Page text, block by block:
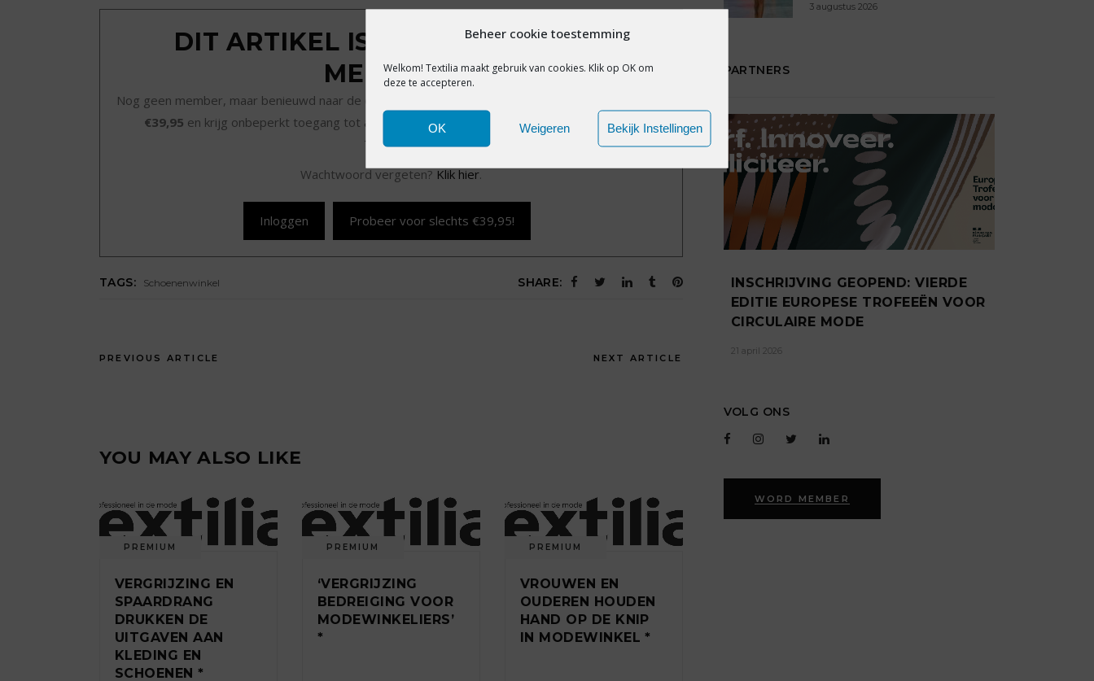
Beheer cookie toestemming
Welkom! Textilia maakt gebruik van cookies. Klik op OK om
deze te accepteren.
OK Weigeren Bekijk Instellingen
DIT ARTIKEL IS EXCLUSIEF VOOR
MEMBERS
Nog geen member, maar benieuwd naar de exclusieve content?
€39,95 en krijg onbeperkt toegang tot alle premium content en het volledige archief van
Textilia.nl.
Wachtwoord vergeten?Klik hier.
Inloggen Probeer voor slechts €39,95!
TAGS: Schoenenwinkel SHARE:
PREVIOUS ARTICLE NEXT ARTICLE
YOU MAY ALSO LIKE
PREMIUM
VERGRIJZING EN
SPAARDRANG
DRUKKEN DE
UITGAVEN AAN
KLEDING EN
SCHOENEN *
PREMIUM
‘VERGRIJZING
BEDREIGING VOOR
MODEWINKELIERS’
*
PREMIUM
VROUWEN EN
OUDEREN HOUDEN
HAND OP DE KNIP
IN MODEWINKEL *
3 augustus 2026
PARTNERS
INSCHRIJVING GEOPEND: VIERDE
EDITIE EUROPESE TROFEEËN VOOR
CIRCULAIRE MODE
21 april 2026
VOLG ONS
WORD MEMBER